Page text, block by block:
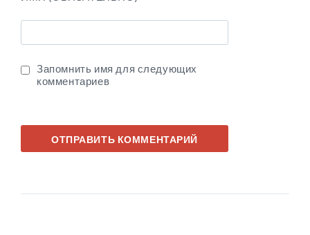
Запомнить имя для следующих
комментариев